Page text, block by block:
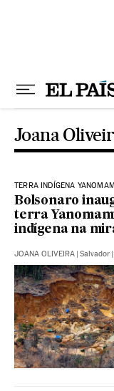
Joana
TERRA INDÍGENA
Bolsonaro
terra
indígena na
JOANA OLIVEIRA | Salvador |